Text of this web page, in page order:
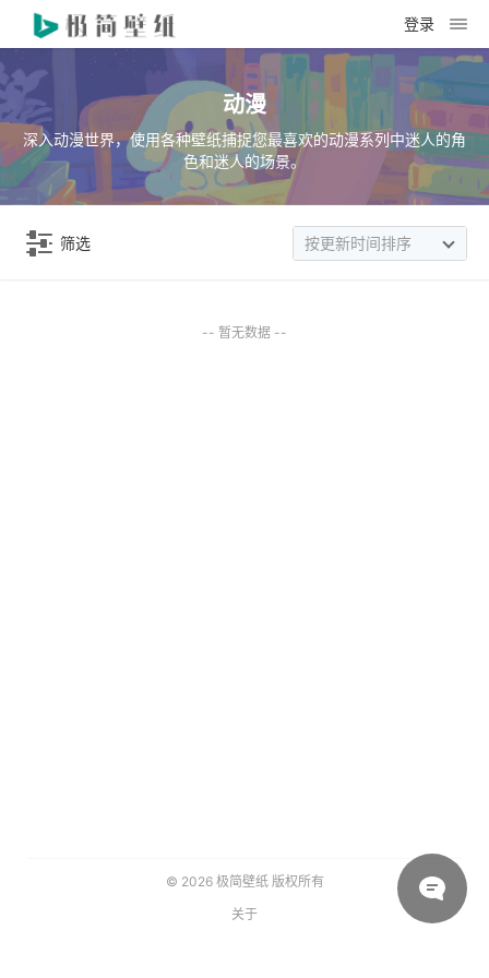
登录
动漫
深入动漫世界，使用各种壁纸捕捉您最喜欢的动漫系列中迷人的角
色和迷人的场景。
筛选 按更新时间排序
-- 暂无数据 --
© 2026 极简壁纸版权所有
关于